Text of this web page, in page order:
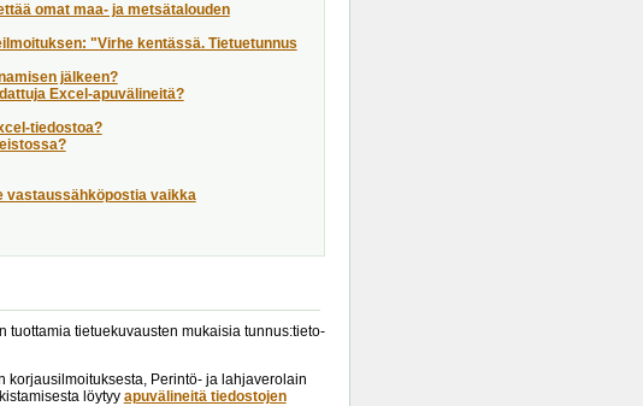
omat maa- ja metsätalouden
"Virhe kentässä. Tietuetunnus
jälkeen?
Excel-apuvälineitä?
tiedostoa?
vastaussähköpostia vaikka
tietuekuvausten mukaisia tunnus:tieto-
korjausilmoituksesta, Perintö- ja lahjaverolain
löytyy apuvälineitä tiedostojen